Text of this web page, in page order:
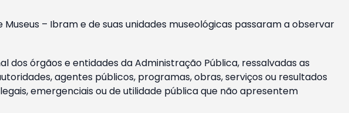
– Ibram e de suas unidades museológicas passaram a observar
dos órgãos e entidades da Administração Pública, ressalvadas as
agentes públicos, programas, obras, serviços ou resultados
emergenciais ou de utilidade pública que não apresentem